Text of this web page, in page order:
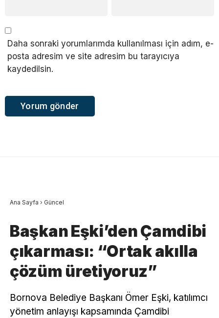
Daha sonraki yorumlarımda kullanılması için adım, e-
posta adresim ve site adresim bu tarayıcıya
kaydedilsin.
Ana Sayfa › Güncel
Başkan Eşki’den Çamdibi
çıkarması: “Ortak akılla
çözüm üretiyoruz”
Bornova Belediye Başkanı Ömer Eşki, katılımcı
yönetim anlayışı kapsamında Çamdibi